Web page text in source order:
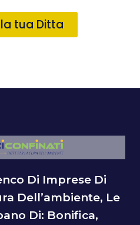
tua Ditta
Di Imprese Di
Dell’ambiente, Le
Di: Bonifica,